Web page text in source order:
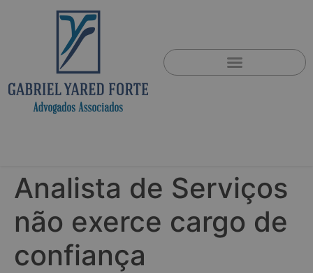
Analista de Serviços
não exerce cargo de
confiança